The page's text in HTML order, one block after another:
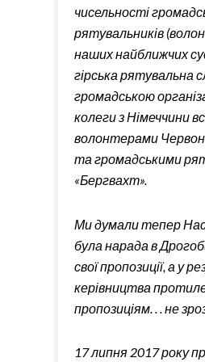
чисельності
рятувальників
наших найближчих
гірська рятувальна
громадською
колеги з Німеччини
волонтерами
та громадськими
«Бергвахт».
Ми думали тепер
була нарада в
свої пропозиції, а у
керівництва
пропозиціям. . . не
17 липня 2017 року